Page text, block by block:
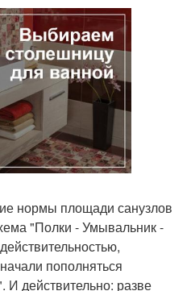
нормы площади санузлов
"Полки - Умывальник -
пополняться
действительно: разве